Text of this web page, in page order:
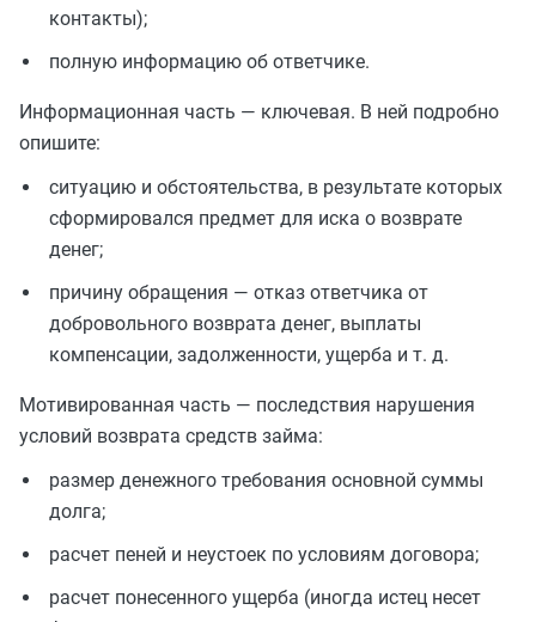
контакты);
полную информацию об ответчике.
Информационная часть — ключевая. В ней подробно
опишите:
ситуацию и обстоятельства, в результате которых
сформировался предмет для иска о возврате
денег;
причину обращения — отказ ответчика от
добровольного возврата денег, выплаты
компенсации, задолженности, ущерба и т. д.
Мотивированная часть — последствия нарушения
условий возврата средств займа:
размер денежного требования основной суммы
долга;
расчет пеней и неустоек по условиям договора;
расчет понесенного ущерба (иногда истец несет